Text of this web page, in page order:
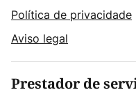
Política de privacidade
Aviso legal
Prestador de